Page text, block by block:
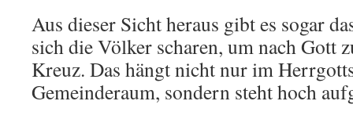
Aus dieser Sicht heraus gibt es sogar
sich die Völker scharen, um nach Gott
Kreuz. Das hängt nicht nur im
Gemeinderaum, sondern steht hoch